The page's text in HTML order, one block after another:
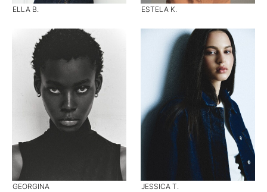
ELLA B. ESTELA K.
GEORGINA JESSICA T.